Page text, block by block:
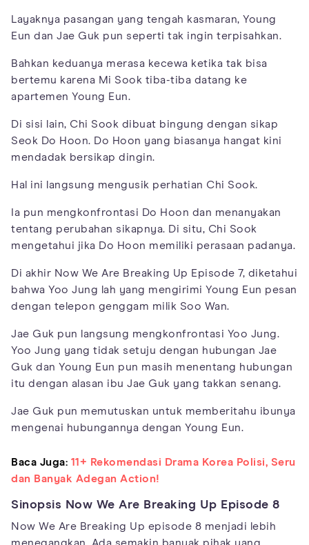
Layaknya pasangan yang tengah kasmaran, Young
Eun dan Jae Guk pun seperti tak ingin terpisahkan.
Bahkan keduanya merasa kecewa ketika tak bisa
bertemu karena Mi Sook tiba-tiba datang ke
apartemen Young Eun.
Di sisi lain, Chi Sook dibuat bingung dengan sikap
Seok Do Hoon. Do Hoon yang biasanya hangat kini
mendadak bersikap dingin.
Hal ini langsung mengusik perhatian Chi Sook.
Ia pun mengkonfrontasi Do Hoon dan menanyakan
tentang perubahan sikapnya. Di situ, Chi Sook
mengetahui jika Do Hoon memiliki perasaan padanya.
Di akhir Now We Are Breaking Up Episode 7, diketahui
bahwa Yoo Jung lah yang mengirimi Young Eun pesan
dengan telepon genggam milik Soo Wan.
Jae Guk pun langsung mengkonfrontasi Yoo Jung.
Yoo Jung yang tidak setuju dengan hubungan Jae
Guk dan Young Eun pun masih menentang hubungan
itu dengan alasan ibu Jae Guk yang takkan senang.
Jae Guk pun memutuskan untuk memberitahu ibunya
mengenai hubungannya dengan Young Eun.
Baca Juga: 11+ Rekomendasi Drama Korea Polisi, Seru
dan Banyak Adegan Action!
Sinopsis Now We Are Breaking Up Episode 8
Now We Are Breaking Up episode 8 menjadi lebih
menegangkan. Ada semakin banyak pihak yang